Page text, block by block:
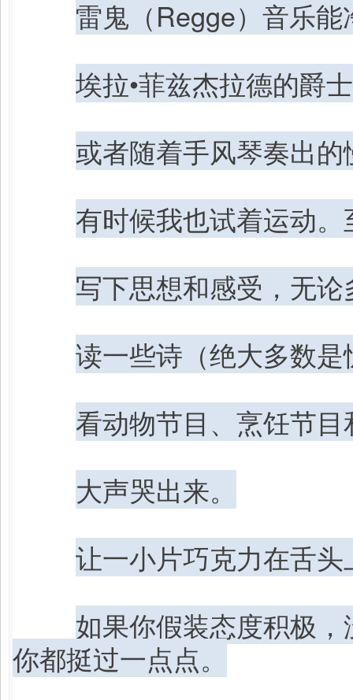
雷鬼（Regge）音乐
埃拉•菲兹杰拉德的爵
或者随着手风琴奏出
有时候我也试着运动
写下思想和感受，无
读一些诗（绝大多数
看动物节目、烹饪节
大声哭出来。
让一小片巧克力在舌
如果你假装态度积极
你都挺过一点点。